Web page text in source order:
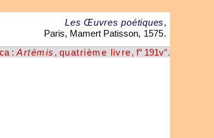
Les Œuvres poétiques,
Paris, Mamert Patisson, 1575.
:Artémis , quatrième livre, f° 191v°.